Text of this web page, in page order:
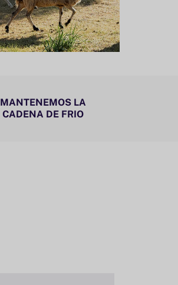
MANTENEMOS LA
CADENA DE FRIO